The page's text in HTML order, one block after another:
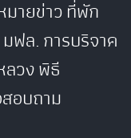
มายข่าวที่พัก
ฟล.การบริจาค
วงพิธี
อบถาม